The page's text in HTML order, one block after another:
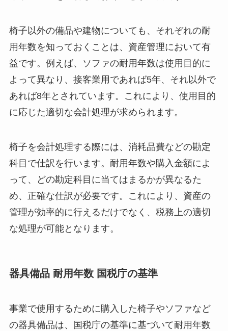
椅子以外の備品や建物についても、それぞれの耐
用年数を知っておくことは、資産管理において有
益です。例えば、ソファの耐用年数は使用目的に
よって異なり、接客業用であれば5年、それ以外で
あれば8年とされています。これにより、使用目的
に応じた適切な会計処理が求められます。
椅子を会計処理する際には、消耗品費などの勘定
科目で仕訳を行います。耐用年数や購入金額によ
って、どの勘定科目に当てはまるかが異なるた
め、正確な仕訳が必要です。これにより、資産の
管理が効率的に行えるだけでなく、税務上の適切
な処理が可能となります。
器具備品 耐用年数 国税庁の基準
事業で使用するために購入した椅子やソファなど
の器具備品は、国税庁の基準に基づいて耐用年数